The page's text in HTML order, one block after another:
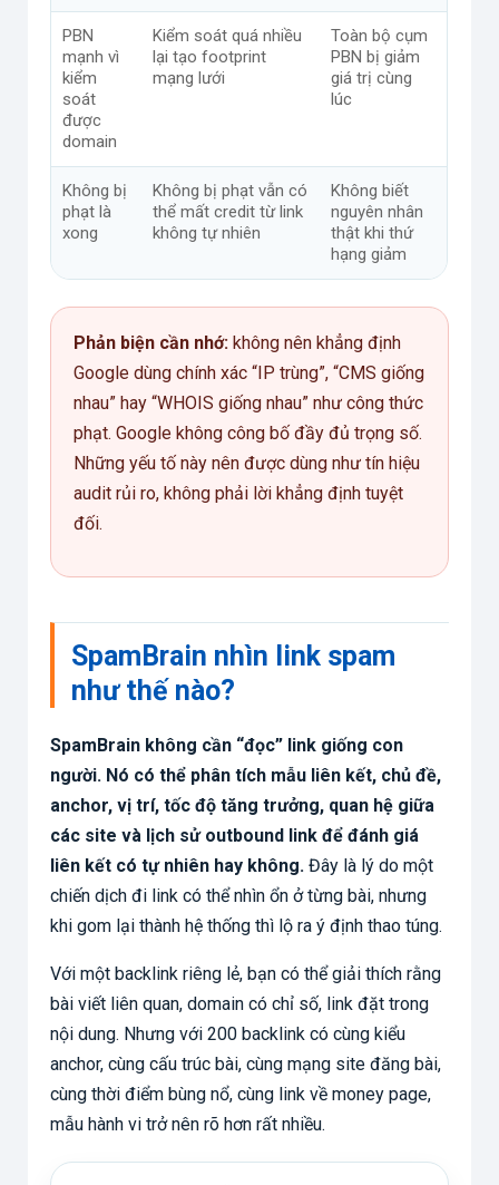
PBN
mạnh vì
kiểm
soát
được
domain
Kiểm soát quá nhiều
lại tạo footprint
mạng lưới
Toàn bộ cụm
PBN bị giảm
giá trị cùng
lúc
Không bị
phạt là
xong
Không bị phạt vẫn có
thể mất credit từ link
không tự nhiên
Không biết
nguyên nhân
thật khi thứ
hạng giảm
Phản biện cần nhớ: không nên khẳng định
Google dùng chính xác “IP trùng”, “CMS giống
nhau” hay “WHOIS giống nhau” như công thức
phạt. Google không công bố đầy đủ trọng số.
Những yếu tố này nên được dùng như tín hiệu
audit rủi ro, không phải lời khẳng định tuyệt
đối.
SpamBrain nhìn link spam
như thế nào?
SpamBrain không cần “đọc” link giống con
người. Nó có thể phân tích mẫu liên kết, chủ đề,
anchor, vị trí, tốc độ tăng trưởng, quan hệ giữa
các site và lịch sử outbound link để đánh giá
liên kết có tự nhiên hay không. Đây là lý do một
chiến dịch đi link có thể nhìn ổn ở từng bài, nhưng
khi gom lại thành hệ thống thì lộ ra ý định thao túng.
Với một backlink riêng lẻ, bạn có thể giải thích rằng
bài viết liên quan, domain có chỉ số, link đặt trong
nội dung. Nhưng với 200 backlink có cùng kiểu
anchor, cùng cấu trúc bài, cùng mạng site đăng bài,
cùng thời điểm bùng nổ, cùng link về money page,
mẫu hành vi trở nên rõ hơn rất nhiều.